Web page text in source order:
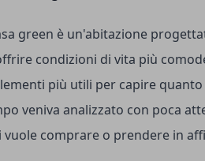
green è un'abitazione
condizioni di vita più
più utili per capire
veniva analizzato con poca
vuole comprare o prendere in